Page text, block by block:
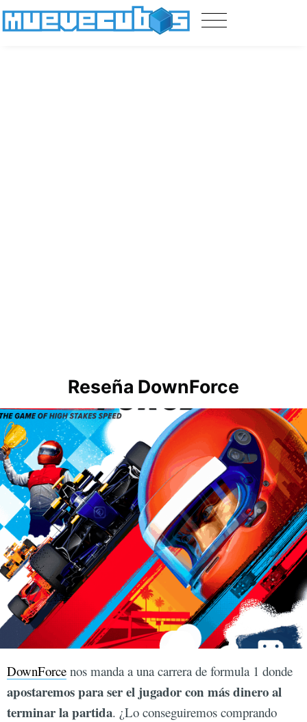
Reseña DownForce
DownForce nos manda a una carrera de formula 1 donde
apostaremos para ser el jugador con más dinero al
terminar la partida. ¿Lo conseguiremos comprando